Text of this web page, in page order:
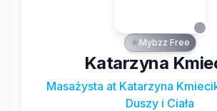
Mybzz Free
Katarzyna
Masażysta at Katarzyna
Duszy i Ciała